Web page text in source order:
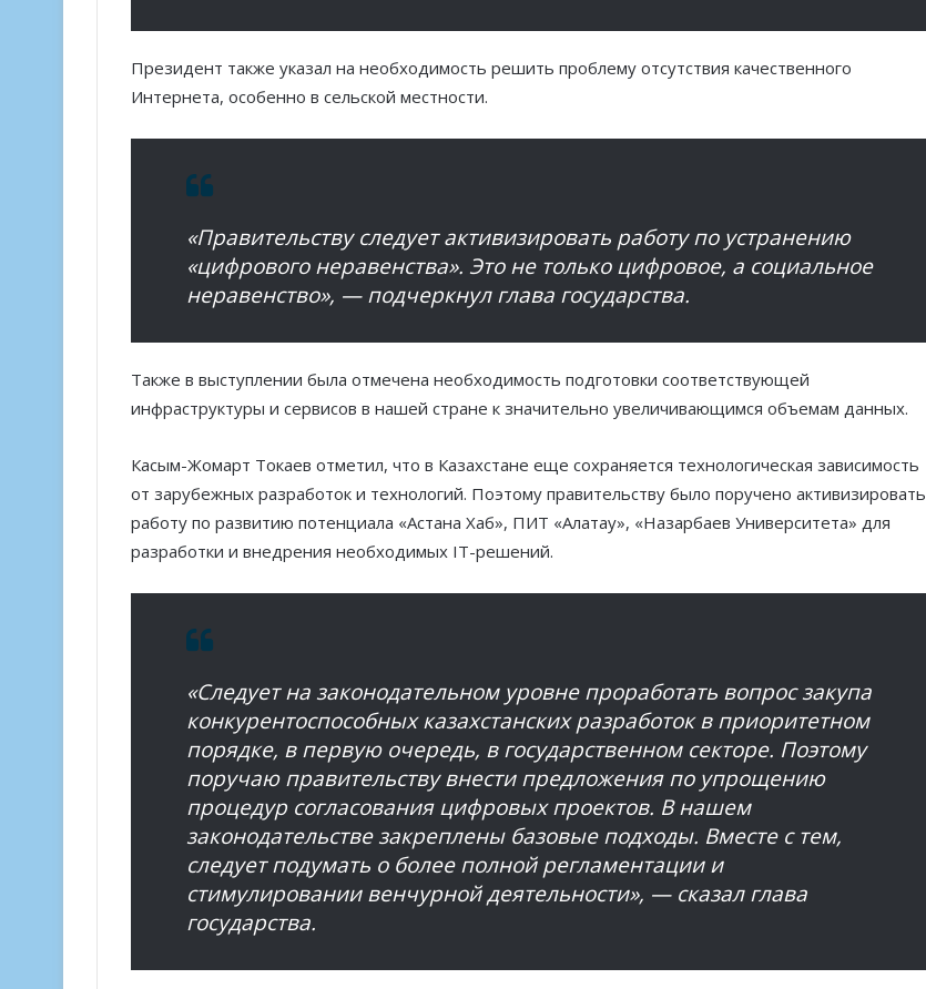
Президент также указал на необходимость решить проблему отсутствия качественного
Интернета, особенно в сельской местности.
«Правительству следует активизировать работу по устранению
«цифрового неравенства». Это не только цифровое, а социальное
неравенство», — подчеркнул глава государства.
Также в выступлении была отмечена необходимость подготовки соответствующей
инфраструктуры и сервисов в нашей стране к значительно увеличивающимся объемам данных.
Касым-Жомарт Токаев отметил, что в Казахстане еще сохраняется технологическая зависимость
от зарубежных разработок и технологий. Поэтому правительству было поручено активизировать
работу по развитию потенциала «Астана Хаб», ПИТ «Алатау», «Назарбаев Университета» для
разработки и внедрения необходимых IТ-решений.
«Следует на законодательном уровне проработать вопрос закупа
конкурентоспособных казахстанских разработок в приоритетном
порядке, в первую очередь, в государственном секторе. Поэтому
поручаю правительству внести предложения по упрощению
процедур согласования цифровых проектов. В нашем
законодательстве закреплены базовые подходы. Вместе с тем,
следует подумать о более полной регламентации и
стимулировании венчурной деятельности», — сказал глава
государства.